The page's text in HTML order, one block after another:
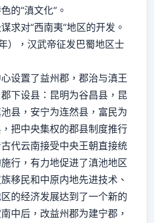
的“滇文化”。
求对“西南夷”地区的开发。
），汉武帝征发巴蜀地区士
设置了益州郡，郡治与滇王
下设县：昆明为谷昌县，昆
县，安宁为连然县，富民为
把中央集权的郡县制度推行
代云南接受中央王朝直接统
行，有力地促进了滇池地区
移民和中原内地先进技术、
的经济发展达到了一个新的
中后，改益州郡为建宁郡，